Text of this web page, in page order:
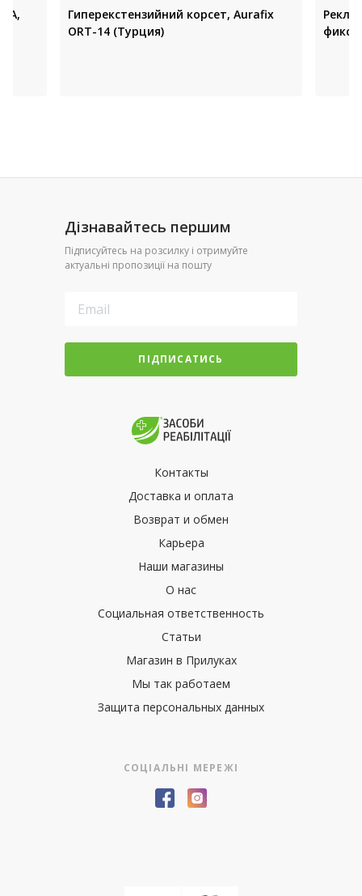
Гиперекстензийний корсет, Aurafix
ORT-14 (Турция)
Дізнавайтесь першим
Підписуйтесь на розсилку і отримуйте
актуальні пропозиції на пошту
ПІДПИСАТИСЬ
Контакты
Доставка и оплата
Возврат и обмен
Карьера
Наши магазины
О нас
Социальная ответственность
Статьи
Магазин в Прилуках
Мы так работаем
Защита персональных данных
СОЦІАЛЬНІ МЕРЕЖІ